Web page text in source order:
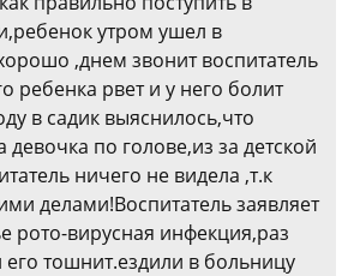
утром ушел в
,днем звонит воспитатель
ребенка рвет и у него болит
в садик выяснилось,что
девочка по голове,из за детской
ничего не видела ,т.к
делами!Воспитатель заявляет
рото-вирусная инфекция,раз
его тошнит.ездили в больницу